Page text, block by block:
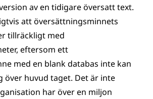
av en tidigare översatt text.
att översättningsminnets
tillräckligt med
eftersom ett
med en blank databas inte kan
över huvud taget. Det är inte
har över en miljon